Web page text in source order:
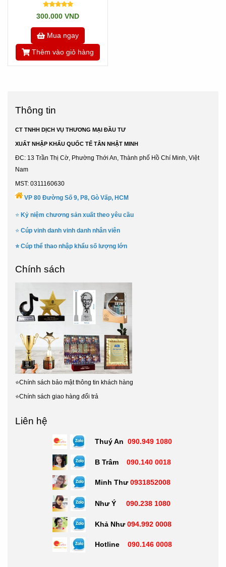
300.000 VND
Mua ngay
Thêm vào giỏ hàng
Thông tin
CT TNHH DỊCH VỤ THƯƠNG MẠI ĐẦU TƯ
XUẤT NHẬP KHẨU QUỐC TẾ TÂN NHẬT MINH
ĐC: 13 Trần Thị Cờ, Phường Thới An, Thành phố Hồ Chí Minh, Việt
Nam
MST: 0311160630
VP 80 Đường Số 9, P8, Gò Vấp, HCM
⭐ Kỷ niệm chương sản xuất theo yêu cầu
⭐ Cúp vinh danh vinh danh nhân viên
⭐Cúp thể thao nhập khẩu số lượng lớn
Chính sách
⭐Chính sách bảo mật thông tin khách hàng
⭐Chính sách giao hàng đổi trả
Liên hệ
Thuý An 090.949 1080
B Trâm 090.140 0018
Minh Thư 0931852008
Như Ý 090.238 1080
Khả Như 094.992 0008
Hotline 090.146 0008